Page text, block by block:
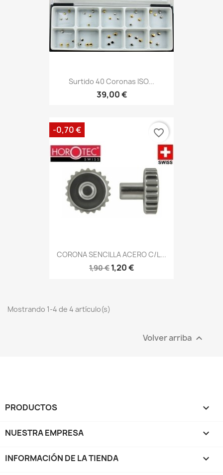
Surtido 40 Coronas ISO...
39,00 €
CORONA SENCILLA ACERO C/L...
1,90 € 1,20 €
-0,70 € favorite_border
Mostrando 1-4 de 4 artículo(s)
Volver arriba 
PRODUCTOS 
NUESTRA EMPRESA 
INFORMACIÓN DE LA TIENDA keyboard_arrow_down